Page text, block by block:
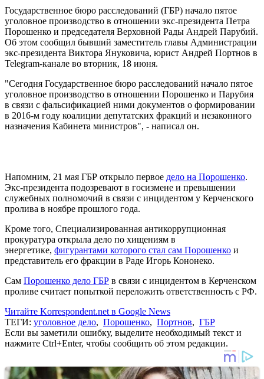
Государственное бюро расследований (ГБР) начало пятое
уголовное производство в отношении экс-президента Петра
Порошенко и председателя Верховной Рады Андрей Парубий.
Об этом сообщил бывший заместитель главы Администрации
экс-президента Виктора Януковича, юрист Андрей Портнов в
Telegram-канале во вторник, 18 июня.
"Сегодня Государственное бюро расследований начало пятое
уголовное производство в отношении Порошенко и Парубия
в связи с фальсификацией ними документов о формировании
в 2016-м году коалиции депутатских фракций и незаконного
назначения Кабинета министров", - написал он.
Напомним, 21 мая ГБР открыло первое дело на Порошенко.
Экс-президента подозревают в госизмене и превышении
служебных полномочий в связи с инцидентом у Керченского
пролива в ноябре прошлого года.
Кроме того, Специализированная антикоррупционная
прокуратура открыла дело по хищениям в
энергетике, фигурантами которого стал сам Порошенко и
представитель его фракции в Раде Игорь Кононеко.
Сам Порошенко дело ГБР в связи с инцидентом в Керченском
проливе считает попыткой переложить ответственность с РФ.
Читайте Korrespondent.net в Google News
ТЕГИ: уголовное дело, Порошенко, Портнов, ГБР
Если вы заметили ошибку, выделите необходимый текст и
нажмите Ctrl+Enter, чтобы сообщить об этом редакции.